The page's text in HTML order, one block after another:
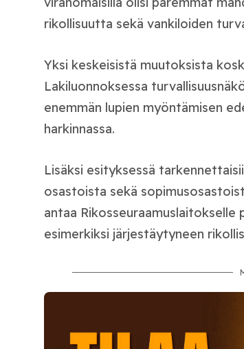
rikollisuutta sekä vankiloiden
Yksi keskeisistä muutoksista
Lakiluonnoksessa
enemmän lupien myöntämisen
harkinnassa.
Lisäksi esityksessä
osastoista sekä
antaa
esimerkiksi järjestäytyneen